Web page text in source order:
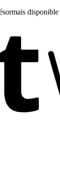
disponible